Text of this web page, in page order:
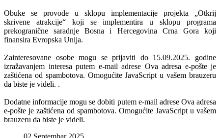
Obuke se provode u sklopu implementacije projekta „Otkrij
skrivene atrakcije“ koji se implementira u sklopu programa
prekogranične saradnje Bosna i Hercegovina Crna Gora koji
finansira Evropska Unija.
Zainteresovane osobe mogu se prijaviti do 15.09.2025. godine
izražavanjem interesa putem e-mail adrese Ova adresa e-pošte je
zaštićena od spambotova. Omogućite JavaScript u vašem brauzeru
da biste je videli. .
Dodatne informacije mogu se dobiti putem e-mail adrese Ova adresa
e-pošte je zaštićena od spambotova. Omogućite JavaScript u vašem
brauzeru da biste je videli.
02 Septembar 2025